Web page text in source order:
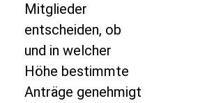
Mitglieder
entscheiden, ob
und in welcher
Höhe bestimmte
Anträge genehmigt